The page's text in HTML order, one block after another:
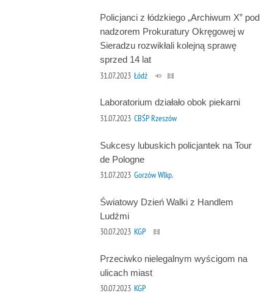
Policjanci z łódzkiego „Archiwum X” pod
nadzorem Prokuratury Okręgowej w
Sieradzu rozwikłali kolejną sprawę
sprzed 14 lat
31.07.2023 Łódź
Laboratorium działało obok piekarni
31.07.2023 CBŚP Rzeszów
Sukcesy lubuskich policjantek na Tour
de Pologne
31.07.2023 Gorzów Wlkp.
Światowy Dzień Walki z Handlem
Ludźmi
30.07.2023 KGP
Przeciwko nielegalnym wyścigom na
ulicach miast
30.07.2023 KGP